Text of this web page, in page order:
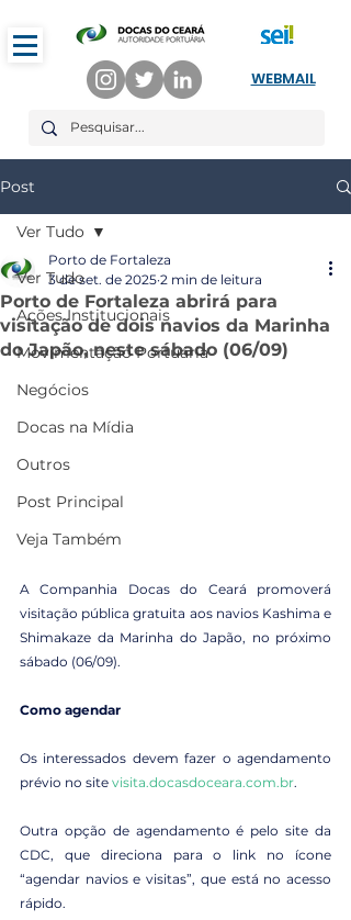
WEBMAIL
Post
Ver Tudo
Ações Institucionais
Movimentação Portuária
Negócios
Docas na Mídia
Outros
Post Principal
Veja Também
Ver Tudo
Porto de Fortaleza abrirá para
visitação de dois navios da Marinha
do Japão, neste sábado (06/09)
Porto de Fortaleza
3 de set. de 2025 2 min de leitura
A Companhia Docas do Ceará promoverá
visitação pública gratuita aos navios Kashima e
Shimakaze da Marinha do Japão, no próximo
sábado (06/09).
Como agendar
Os interessados devem fazer o agendamento
prévio no site visita.docasdoceara.com.br.
Outra opção de agendamento é pelo site da
CDC, que direciona para o link no ícone
“agendar navios e visitas”, que está no acesso
rápido.